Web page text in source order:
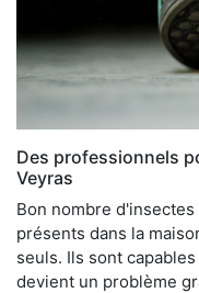
Des professionnels
Veyras
Bon nombre
présents dans la
seuls. Ils sont
devient un problème